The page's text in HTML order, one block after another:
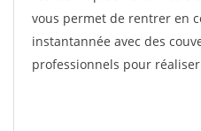
vous permet de rentrer en
instantannée avec des
professionnels pour